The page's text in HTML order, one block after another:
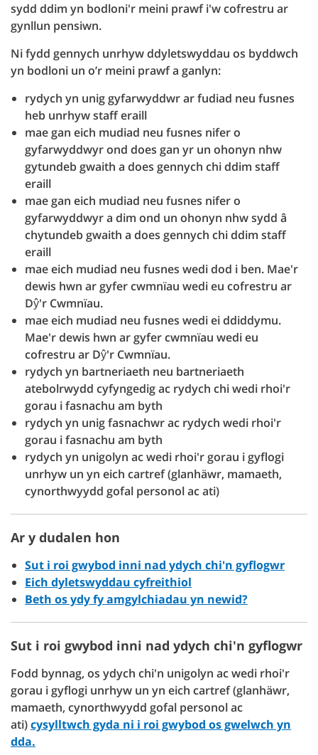
sydd ddim yn bodloni'r meini prawf i'w cofrestru ar
gynllun pensiwn.
Ni fydd gennych unrhyw ddyletswyddau os byddwch
yn bodloni un o’r meini prawf a ganlyn:
rydych yn unig gyfarwyddwr ar fudiad neu fusnes
heb unrhyw staff eraill
mae gan eich mudiad neu fusnes nifer o
gyfarwyddwyr ond does gan yr un ohonyn nhw
gytundeb gwaith a does gennych chi ddim staff
eraill
mae gan eich mudiad neu fusnes nifer o
gyfarwyddwyr a dim ond un ohonyn nhw sydd â
chytundeb gwaith a does gennych chi ddim staff
eraill
mae eich mudiad neu fusnes wedi dod i ben. Mae'r
dewis hwn ar gyfer cwmnïau wedi eu cofrestru ar
Dŷ'r Cwmnïau.
mae eich mudiad neu fusnes wedi ei ddiddymu.
Mae'r dewis hwn ar gyfer cwmnïau wedi eu
cofrestru ar Dŷ'r Cwmnïau.
rydych yn bartneriaeth neu bartneriaeth
atebolrwydd cyfyngedig ac rydych chi wedi rhoi'r
gorau i fasnachu am byth
rydych yn unig fasnachwr ac rydych wedi rhoi'r
gorau i fasnachu am byth
rydych yn unigolyn ac wedi rhoi'r gorau i gyflogi
unrhyw un yn eich cartref (glanhäwr, mamaeth,
cynorthwyydd gofal personol ac ati)
Ar y dudalen hon
Sut i roi gwybod inni nad ydych chi'n gyflogwr
Eich dyletswyddau cyfreithiol
Beth os ydy fy amgylchiadau yn newid?
Sut i roi gwybod inni nad ydych chi'n gyflogwr
Fodd bynnag, os ydych chi'n unigolyn ac wedi rhoi'r
gorau i gyflogi unrhyw un yn eich cartref (glanhäwr,
mamaeth, cynorthwyydd gofal personol ac
ati)cysylltwch gyda ni i roi gwybod os gwelwch yn
dda.